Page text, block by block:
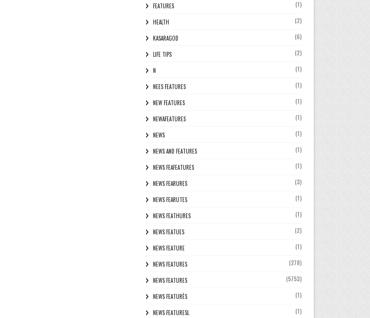
FEATURES (1)
HEALTH (2)
KASARAGOD (6)
LIFE TIPS (2)
N (1)
NEES FEATURES (1)
NEW FEATURES (1)
NEWAFEATURES (1)
NEWS (1)
NEWS AND FEATURES (1)
NEWS FEAFEATURES (1)
NEWS FEARURES (3)
NEWS FEARUTES (1)
NEWS FEATHURES (1)
NEWS FEATUES (2)
NEWS FEATURE (1)
NEWS FEATURES (278)
NEWS FEATURES (5753)
NEWS FEATURÈS (1)
NEWS FEATURESL (1)